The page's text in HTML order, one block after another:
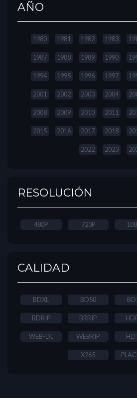
AÑO
1980 1981 1982 1983
1987 1988 1989 1990
1994 1995 1996 1997
2001 2002 2003 2004
2008 2009 2010 2011
2015 2016 2017 2018
2022 2023
RESOLUCIÓN
480P 720P
CALIDAD
BDXL BD50
BDRIP BRRIP
WEB-DL WEBRIP
X265